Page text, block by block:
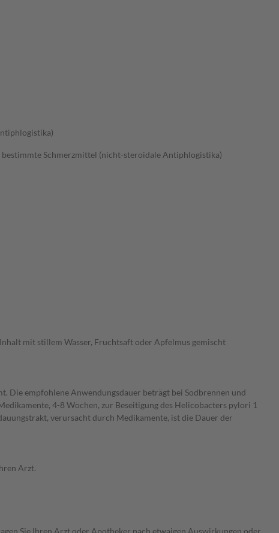
Schmerzmittel (nicht-steroidale Antiphlogistika)
mit stillem Wasser, Fruchtsaft oder Apfelmus gemischt
Die empfohlene Anwendungsdauer beträgt bei Sodbrennen und
4-8 Wochen, zur Beseitigung des Helicobacters pylori 1
verursacht durch Medikamente, ist die Dauer der
Arzt.
Sie Ihren Arzt oder Apotheker nach etwaigen Auswirkungen oder